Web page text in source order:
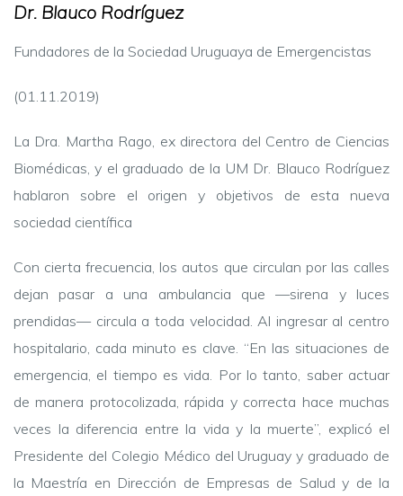
Dr. Blauco Rodríguez
Fundadores de la Sociedad Uruguaya de Emergencistas
(01.11.2019)
La Dra. Martha Rago, ex directora del Centro de Ciencias
Biomédicas, y el graduado de la UM Dr. Blauco Rodríguez
hablaron sobre el origen y objetivos de esta nueva
sociedad científica
Con cierta frecuencia, los autos que circulan por las calles
dejan pasar a una ambulancia que —sirena y luces
prendidas— circula a toda velocidad. Al ingresar al centro
hospitalario, cada minuto es clave. “En las situaciones de
emergencia, el tiempo es vida. Por lo tanto, saber actuar
de manera protocolizada, rápida y correcta hace muchas
veces la diferencia entre la vida y la muerte”, explicó el
Presidente del Colegio Médico del Uruguay y graduado de
la Maestría en Dirección de Empresas de Salud y de la